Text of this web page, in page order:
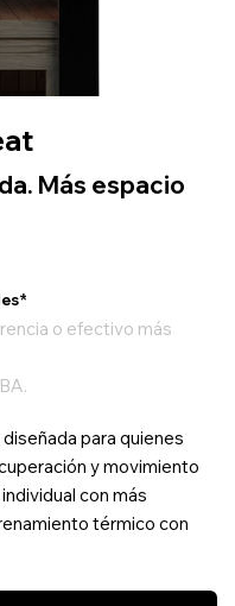
Más espacio
o efectivo más
para quienes
y movimiento
con más
térmico con